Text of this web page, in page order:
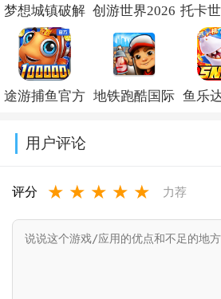
梦想城镇破解
版内置修改菜
单
(Township)v37.0.2
创游世界2026
最新版下载
v1.77.0
托卡
本
途游捕鱼官方 地铁跑酷国际
Surf)v3.65.1
鱼乐
用户评论
评分 ★ ★ ★ ★ ★ 力荐